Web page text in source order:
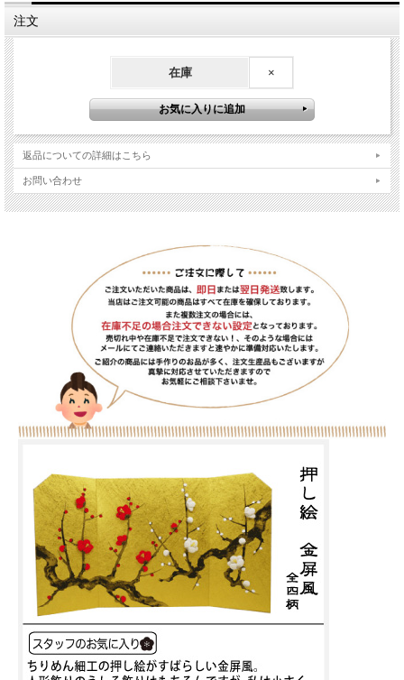
注文
在庫 ×
返品についての詳細はこちら
お問い合わせ